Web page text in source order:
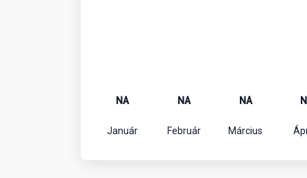
NA
Január
NA
Február
NA
Március